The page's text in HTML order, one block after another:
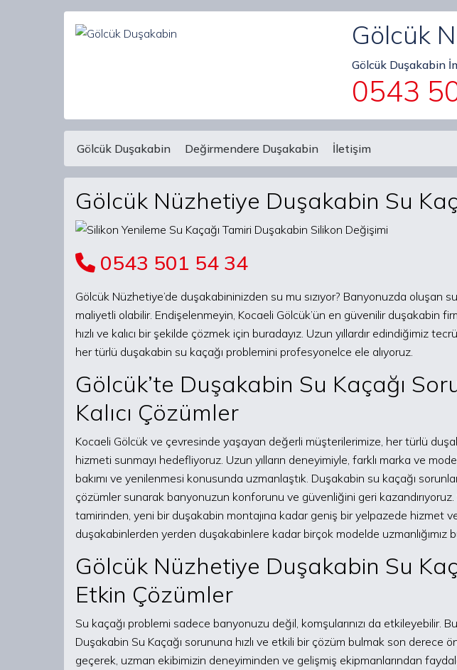
Gölcük
Gölcük Duşakabin
0543
Main Navigation
Gölcük Duşakabin Değirmendere Duşakabin İletişim
Gölcük Nüzhetiye Duşakabin Su
0543 501 54 34
Gölcük Nüzhetiye’de duşakabininizden su mu sızıyor? Banyonuzda oluşan su
maliyetli olabilir. Endişelenmeyin, Kocaeli Gölcük’ün en güvenilir duşakabin
hızlı ve kalıcı bir şekilde çözmek için buradayız. Uzun yıllardır edindiğimiz
her türlü duşakabin su kaçağı problemini profesyonelce ele alıyoruz.
Gölcük’te Duşakabin Su Kaçağı
Kalıcı Çözümler
Kocaeli Gölcük ve çevresinde yaşayan değerli müşterilerimize, her türlü
hizmeti sunmayı hedefliyoruz. Uzun yılların deneyimiyle, farklı marka ve
bakımı ve yenilenmesi konusunda uzmanlaştık. Duşakabin su kaçağı
çözümler sunarak banyonuzun konforunu ve güvenliğini geri kazandırıyoruz.
tamirinden, yeni bir duşakabin montajına kadar geniş bir yelpazede hizmet
duşakabinlerden yerden duşakabinlere kadar birçok modelde uzmanlığımız
Gölcük Nüzhetiye Duşakabin Su
Etkin Çözümler
Su kaçağı problemi sadece banyonuzu değil, komşularınızı da etkileyebilir.
Duşakabin Su Kaçağı sorununa hızlı ve etkili bir çözüm bulmak son derece
geçerek, uzman ekibimizin deneyiminden ve gelişmiş ekipmanlarından